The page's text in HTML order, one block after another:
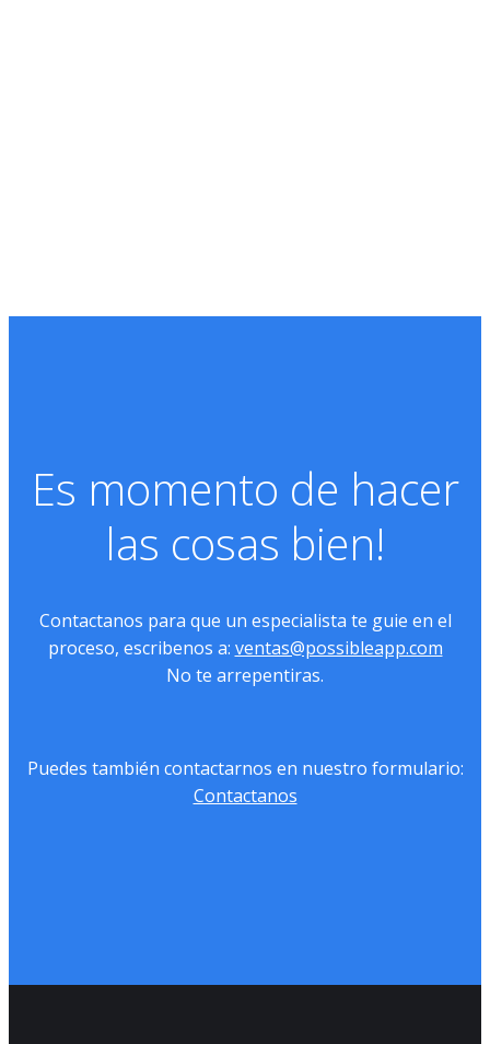
Es momento de hacer
las cosas bien!
Contactanos para que un especialista te guie en el
proceso, escribenos a: ventas@possibleapp.com
No te arrepentiras.
Puedes también contactarnos en nuestro formulario:
Contactanos